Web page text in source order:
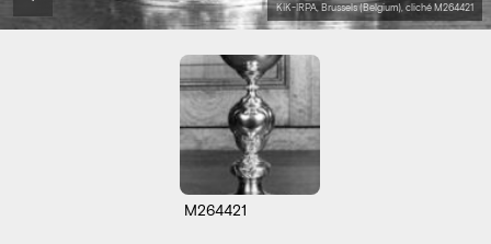
KIK-IRPA, Brussels (Belgium), cliché M264421
M264421